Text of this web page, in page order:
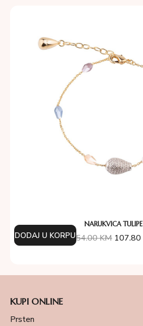
NARUKVICA TULIPE
154.00KM 107.80
DODAJ U KORPU
KUPI ONLINE
Prsten